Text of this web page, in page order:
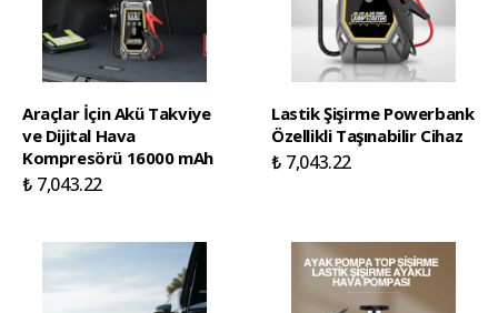
Araçlar İçin Akü Takviye
ve Dijital Hava
Kompresörü 16000 mAh
₺ 7,043.22
Lastik Şişirme Powerbank
Özellikli Taşınabilir Cihaz
₺ 7,043.22